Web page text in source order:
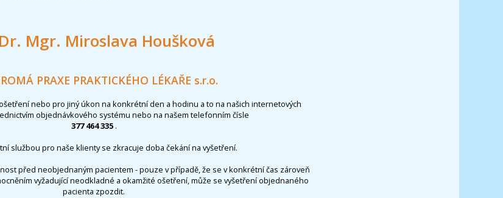
Mgr. Miroslava Houšková
PRAXE PRAKTICKÉHO LÉKAŘE s.r.o.
nebo pro jiný úkon na konkrétní den a hodinu a to na našich internetových
objednávkového systému nebo na našem telefonním čísle
377 464 335 .
službou pro naše klienty se zkracuje doba čekání na vyšetření.
před neobjednaným pacientem - pouze v případě, že se v konkrétní čas zároveň
vyžadující neodkladné a okamžité ošetření, může se vyšetření objednaného
pacienta zpozdit.